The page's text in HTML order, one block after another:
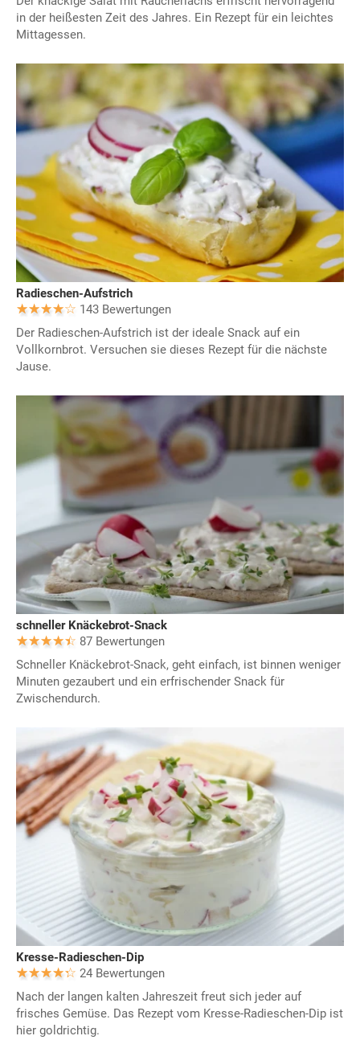
in der heißesten Zeit des Jahres. Ein Rezept für ein leichtes
Mittagessen.
Radieschen-Aufstrich
143 Bewertungen
Der Radieschen-Aufstrich ist der ideale Snack auf ein
Vollkornbrot. Versuchen sie dieses Rezept für die nächste
Jause.
schneller Knäckebrot-Snack
87 Bewertungen
Schneller Knäckebrot-Snack, geht einfach, ist binnen weniger
Minuten gezaubert und ein erfrischender Snack für
Zwischendurch.
Kresse-Radieschen-Dip
24 Bewertungen
Nach der langen kalten Jahreszeit freut sich jeder auf
frisches Gemüse. Das Rezept vom Kresse-Radieschen-Dip ist
hier goldrichtig.